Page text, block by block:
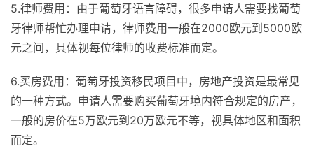
5.律师费用：由于葡萄牙语言障碍，很多申请人需要找葡萄
牙律师帮忙办理申请，律师费用一般在2000欧元到5000欧
元之间，具体视每位律师的收费标准而定。
6.买房费用：葡萄牙投资移民项目中，房地产投资是最常见
的一种方式。申请人需要购买葡萄牙境内符合规定的房产，
一般的房价在5万欧元到20万欧元不等，视具体地区和面积
而定。